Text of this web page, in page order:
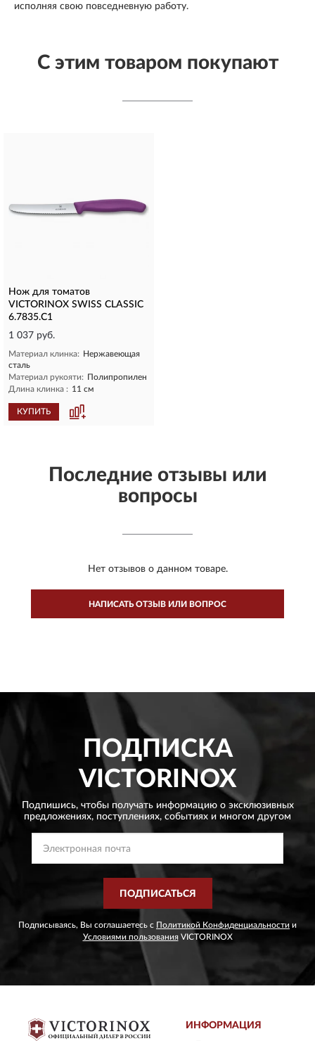
исполняя свою повседневную работу.
С этим товаром покупают
Нож для томатов
VICTORINOX SWISS CLASSIC
6.7835.C1
1 037 руб.
Материал клинка: Нержавеющая
сталь
Материал рукояти: Полипропилен
Длина клинка : 11 см
КУПИТЬ
Последние отзывы или
вопросы
Нет отзывов о данном товаре.
НАПИСАТЬ ОТЗЫВ ИЛИ ВОПРОС
ПОДПИСКА
VICTORINOX
Подпишись, чтобы получать информацию о эксклюзивных
предложениях, поступлениях, событиях и многом другом
ПОДПИСАТЬСЯ
Подписываясь, Вы соглашаетесь с Политикой Конфиденциальности и
Условиями пользованияVICTORINOX
ИНФОРМАЦИЯ